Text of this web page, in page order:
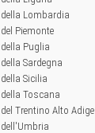
Lombardia
Piemonte
Puglia
Sardegna
Sicilia
Toscana
Trentino Alto Adige